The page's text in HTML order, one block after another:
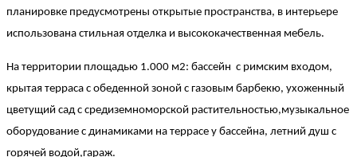
планировке предусмотрены открытые пространства, в интерьере
использована стильная отделка и высококачественная мебель.
На территории площадью 1.000 м2: бассейн с римским входом,
крытая терраса с обеденной зоной с газовым барбекю, ухоженный
цветущий сад с средиземноморской растительностью,музыкальное
оборудование с динамиками на террасе у бассейна, летний душ с
горячей водой,гараж.